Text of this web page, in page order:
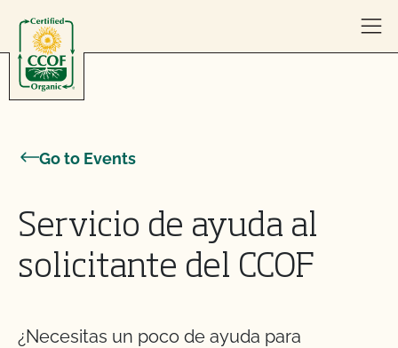
Go to Events
Servicio de ayuda al
solicitante del CCOF
¿Necesitas un poco de ayuda para